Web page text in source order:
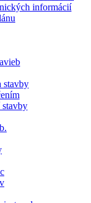
informácií
stavby